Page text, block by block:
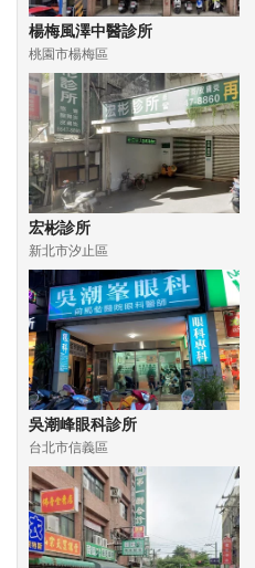
楊梅風澤中醫診所
桃園市楊梅區
宏彬診所
新北市汐止區
吳潮峰眼科診所
台北市信義區